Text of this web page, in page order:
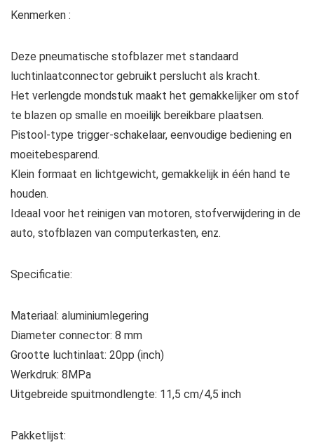
Kenmerken :
Deze pneumatische stofblazer met standaard
luchtinlaatconnector gebruikt perslucht als kracht.
Het verlengde mondstuk maakt het gemakkelijker om stof
te blazen op smalle en moeilijk bereikbare plaatsen.
Pistool-type trigger-schakelaar, eenvoudige bediening en
moeitebesparend.
Klein formaat en lichtgewicht, gemakkelijk in één hand te
houden.
Ideaal voor het reinigen van motoren, stofverwijdering in de
auto, stofblazen van computerkasten, enz.
Specificatie:
Materiaal: aluminiumlegering
Diameter connector: 8 mm
Grootte luchtinlaat: 20pp (inch)
Werkdruk: 8MPa
Uitgebreide spuitmondlengte: 11,5 cm/4,5 inch
Pakketlijst: